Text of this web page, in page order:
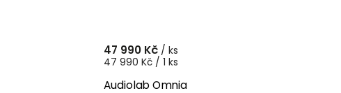
Audiolab Omnia
47 990 Kč / ks
47 990 Kč / 1 ks